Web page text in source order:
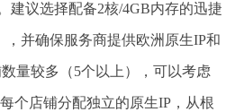
建议选择配备2核/4GB内存的迅捷
，并确保服务商提供欧洲原生IP和
量较多（5个以上），可以考虑
个店铺分配独立的原生IP，从根